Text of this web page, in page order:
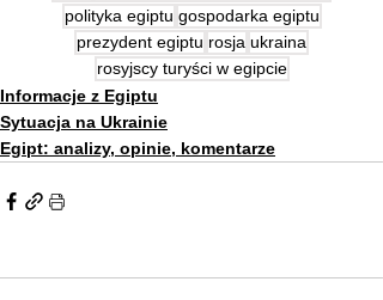
polityka egiptu gospodarka egiptu
prezydent egiptu rosja ukraina
rosyjscy turyści w egipcie
Informacje z Egiptu
Sytuacja na Ukrainie
Egipt: analizy, opinie, komentarze